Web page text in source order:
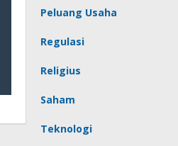
Peluang Usaha
Regulasi
Religius
Saham
Teknologi